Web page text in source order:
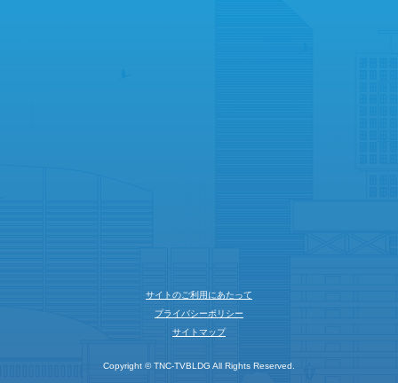
サイトのご利用にあたって
プライバシーポリシー
サイトマップ
Copyright © TNC-TVBLDG All Rights Reserved.